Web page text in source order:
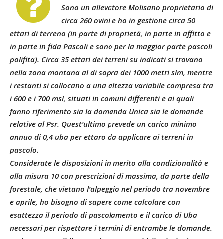
Sono un allevatore Molisano proprietario di
circa 260 ovini e ho in gestione circa 50
ettari di terreno (in parte di proprietà, in parte in affitto e
in parte in fida Pascoli e sono per la maggior parte pascoli
polifita). Circa 35 ettari dei terreni su indicati si trovano
nella zona montana al di sopra dei 1000 metri slm, mentre
i restanti si collocano a una altezza variabile compresa tra
i 600 e i 700 msl, situati in comuni differenti e ai quali
fanno riferimento sia la domanda Unica sia le domande
relative al Psr. Quest’ultimo prevede un carico minimo
annuo di 0,4 uba per ettaro da applicare ai terreni in
pascolo.
Considerate le disposizioni in merito alla condizionalità e
alla misura 10 con prescrizioni di massima, da parte della
forestale, che vietano l’alpeggio nel periodo tra novembre
e aprile, ho bisogno di sapere come calcolare con
esattezza il periodo di pascolamento e il carico di Uba
necessari per rispettare i termini di entrambe le domande.